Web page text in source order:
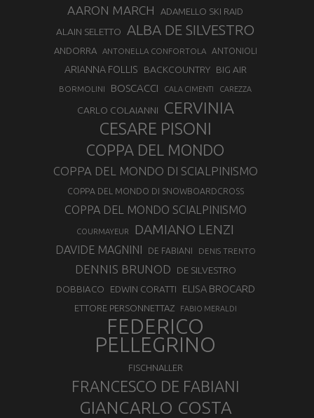
AARON MARCH ADAMELLO SKI RAID
ALAIN SELETTO ALBA DE SILVESTRO
ANDORRA ANTONELLA CONFORTOLA ANTONIOLI
ARIANNA FOLLIS BACKCOUNTRY BIG AIR
BORMOLINI BOSCACCI CALA CIMENTI CAREZZA
CARLO COLAIANNI CERVINIA
CESARE PISONI
COPPA DEL MONDO
COPPA DEL MONDO DI SCIALPINISMO
COPPA DEL MONDO DI SNOWBOARDCROSS
COPPA DEL MONDO SCIALPINISMO
COURMAYEUR DAMIANO LENZI
DAVIDE MAGNINI DE FABIANI DENIS TRENTO
DENNIS BRUNOD DE SILVESTRO
DOBBIACO EDWIN CORATTI ELISA BROCARD
ETTORE PERSONNETTAZ FABIO MERALDI
FEDERICO
PELLEGRINO
FISCHNALLER
FRANCESCO DE FABIANI
GIANCARLO COSTA